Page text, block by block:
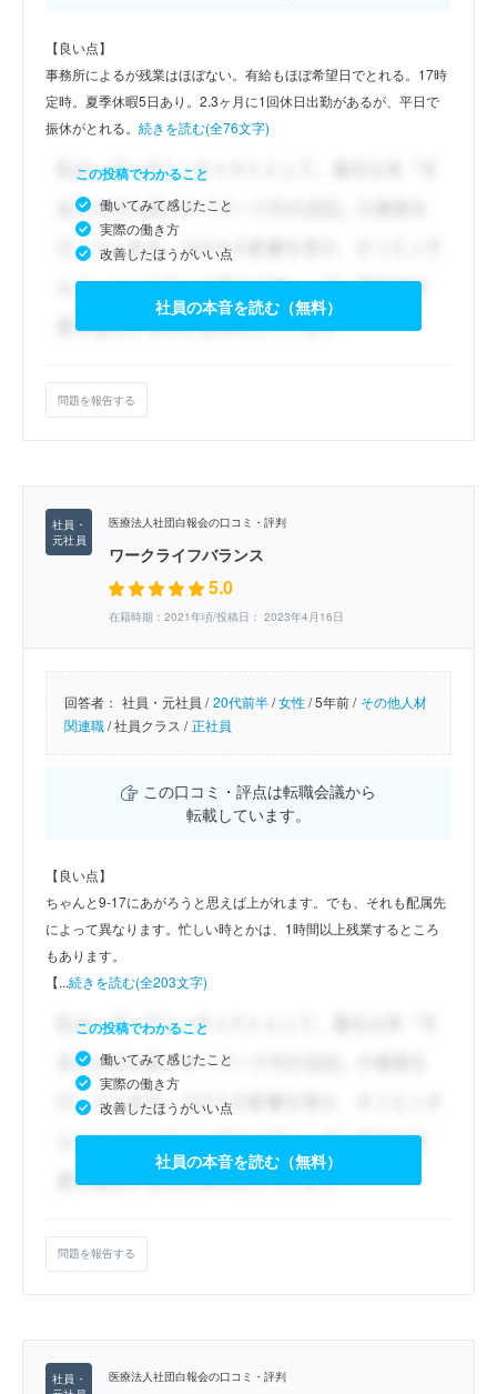
【良い点】
事務所によるが残業はほぼない。有給もほぼ希望日でとれる。17時
定時。夏季休暇5日あり。2.3ヶ月に1回休日出勤があるが、平日で
振休がとれる。 続きを読む(全76文字)
この投稿でわかること
働いてみて感じたこと
実際の働き方
改善したほうがいい点
社員の本音を読む（無料）
問題を報告する
医療法人社団白報会の口コミ・評判
ワークライフバランス
5.0
在籍時期：2021年頃/投稿日： 2023年4月16日
回答者： 社員・元社員 / 20代前半/女性/5年前 / その他人材
関連職/社員クラス / 正社員
この口コミ・評点は転職会議から
転載しています。
【良い点】
ちゃんと9-17にあがろうと思えば上がれます。でも、それも配属先
によって異なります。忙しい時とかは、1時間以上残業するところ
もあります。
【...続きを読む(全203文字)
この投稿でわかること
働いてみて感じたこと
実際の働き方
改善したほうがいい点
社員の本音を読む（無料）
問題を報告する
医療法人社団白報会の口コミ・評判